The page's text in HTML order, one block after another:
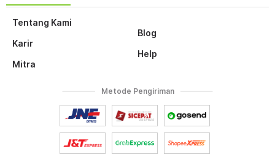
Tentang Kami
Karir
Mitra
Blog
Help
Metode Pengiriman